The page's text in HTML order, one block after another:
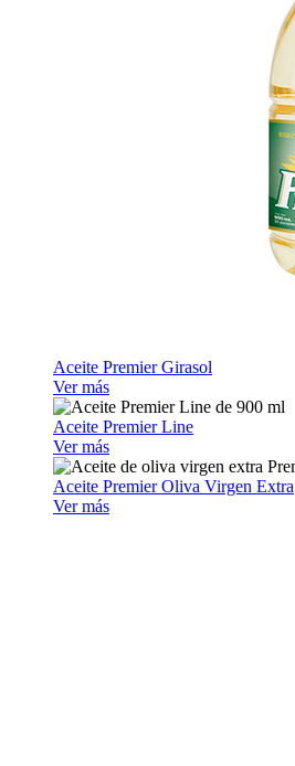
Aceite Premier Girasol
Ver más
Aceite Premier Line
Ver más
Aceite Premier Oliva Virgen Extra
Ver más